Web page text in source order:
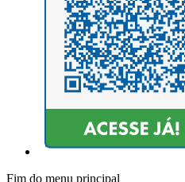
Fim do menu principal